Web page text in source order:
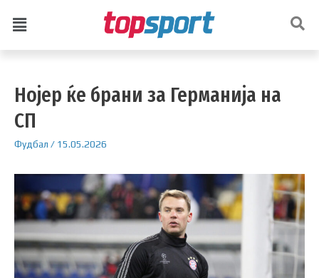
Нојер ќе брани за Германија на
СП
Фудбал / 15.05.2026